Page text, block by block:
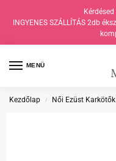
INGYENES SZÁLLÍTÁS 2db
MENÜ
Kezdőlap / Női Ezüst Karkötők